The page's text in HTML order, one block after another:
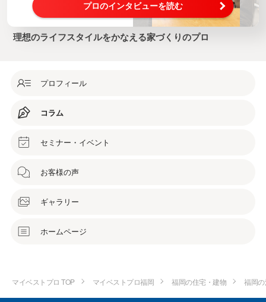
プロのインタビューを読む
理想のライフスタイルをかなえる家づくりのプロ
プロフィール
コラム
セミナー・イベント
お客様の声
ギャラリー
ホームページ
マイベストプロ TOP マイベストプロ福岡 福岡の住宅・建物 福岡